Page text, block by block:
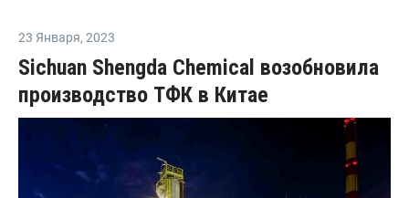
23 Января, 2023
Sichuan Shengda Chemical возобновила
производство ТФК в Китае